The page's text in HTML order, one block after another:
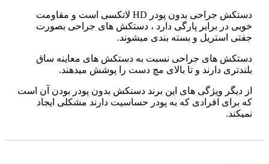
دستکش جراحی بدون پودر HD لاتکسی است و مقاومت
خوبی در برابر پارگی دارد ، دستکش های جراحی بصورت
جفتی استریل و بسته بندی میشوند.
دستکش های جراحی نسبت به دستکش های معاینه ساق
بلندتری دارند و تا بالای مچ دست را پوشش میدهند.
از دیگر ویژگی های این برند دستکش بدون پودر بودن آن است
که برای افرادی که به پودر حساسیت دارند مشکلی ایجاد
نمیکند.